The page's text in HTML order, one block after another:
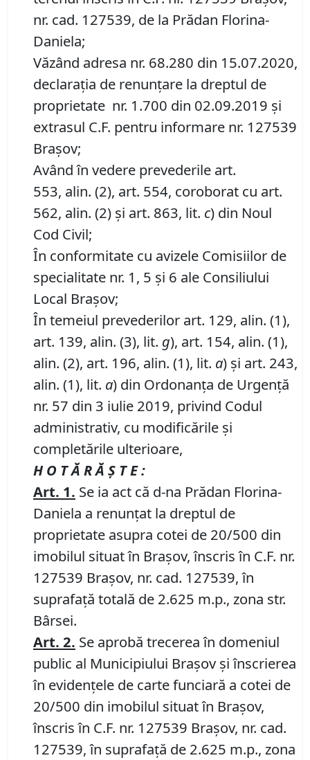
nr. cad. 127539, de la Prădan Florina-
Daniela;
Văzând adresa nr. 68.280 din 15.07.2020,
declarația de renunțare la dreptul de
proprietate nr. 1.700 din 02.09.2019 și
extrasul C.F. pentru informare nr. 127539
Brașov;
Având în vedere prevederile art.
553, alin. (2), art. 554, coroborat cu art.
562, alin. (2) și art. 863, lit. c) din Noul
Cod Civil;
În conformitate cu avizele Comisiilor de
specialitate nr. 1, 5 și 6 ale Consiliului
Local Brașov;
În temeiul prevederilor art. 129, alin. (1),
art. 139, alin. (3), lit. g), art. 154, alin. (1),
alin. (2), art. 196, alin. (1), lit. a) și art. 243,
alin. (1), lit. a) din Ordonanța de Urgență
nr. 57 din 3 iulie 2019, privind Codul
administrativ, cu modificările și
completările ulterioare,
H O T Ă R Ă Ş T E :
Art. 1. Se ia act că d-na Prădan Florina-
Daniela a renunțat la dreptul de
proprietate asupra cotei de 20/500 din
imobilul situat în Braşov, înscris în C.F. nr.
127539 Brașov, nr. cad. 127539, în
suprafață totală de 2.625 m.p., zona str.
Bârsei.
Art. 2. Se aprobă trecerea în domeniul
public al Municipiului Braşov şi înscrierea
în evidenţele de carte funciară a cotei de
20/500 din imobilul situat în Braşov,
înscris în C.F. nr. 127539 Brașov, nr. cad.
127539, în suprafață de 2.625 m.p., zona